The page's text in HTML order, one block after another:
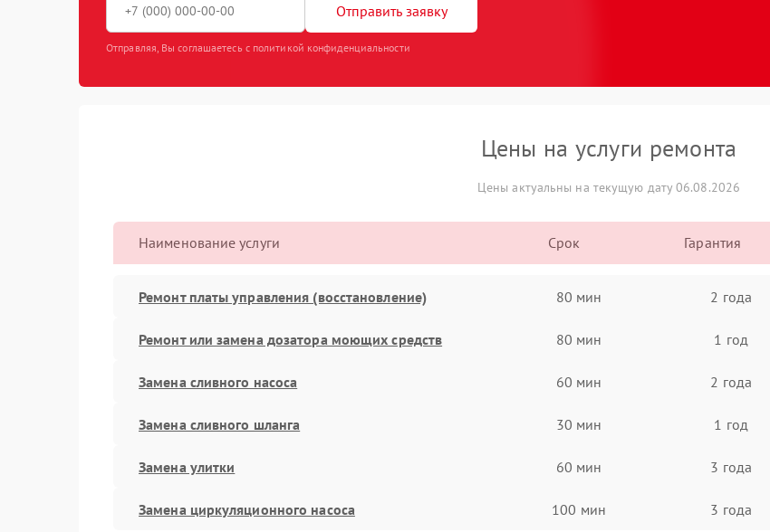
Отправить заявку
Отправляя, Вы соглашаетесь с политикой конфиденциальности
Цены на услуги ремонта
Цены актуальны на текущую дату 06.08.2026
Наименование услуги Срок Гарантия
Ремонт платы управления (восстановление) 80 мин 2 года
Ремонт или замена дозатора моющих средств 80 мин 1 год
Замена сливного насоса 60 мин 2 года
Замена сливного шланга 30 мин 1 год
Замена улитки 60 мин 3 года
Замена циркуляционного насоса 100 мин 3 года